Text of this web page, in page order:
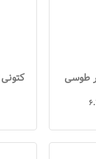
طوسی